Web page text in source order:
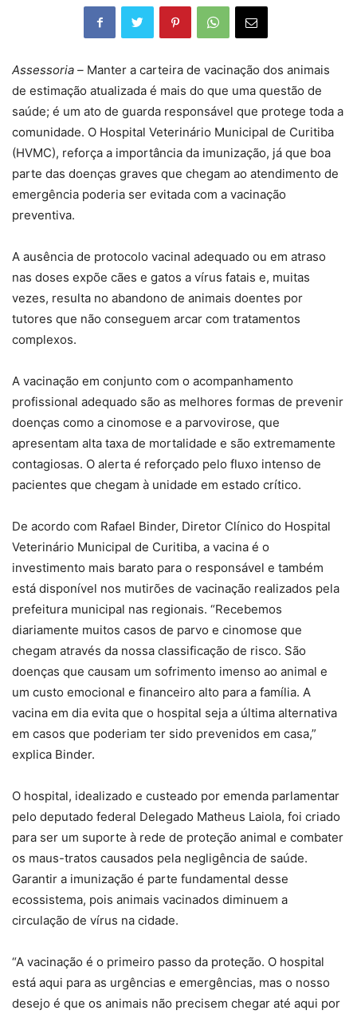
Assessoria – Manter a carteira de vacinação dos animais
de estimação atualizada é mais do que uma questão de
saúde; é um ato de guarda responsável que protege toda a
comunidade. O Hospital Veterinário Municipal de Curitiba
(HVMC), reforça a importância da imunização, já que boa
parte das doenças graves que chegam ao atendimento de
emergência poderia ser evitada com a vacinação
preventiva.
A ausência de protocolo vacinal adequado ou em atraso
nas doses expõe cães e gatos a vírus fatais e, muitas
vezes, resulta no abandono de animais doentes por
tutores que não conseguem arcar com tratamentos
complexos.
A vacinação em conjunto com o acompanhamento
profissional adequado são as melhores formas de prevenir
doenças como a cinomose e a parvovirose, que
apresentam alta taxa de mortalidade e são extremamente
contagiosas. O alerta é reforçado pelo fluxo intenso de
pacientes que chegam à unidade em estado crítico.
De acordo com Rafael Binder, Diretor Clínico do Hospital
Veterinário Municipal de Curitiba, a vacina é o
investimento mais barato para o responsável e também
está disponível nos mutirões de vacinação realizados pela
prefeitura municipal nas regionais. “Recebemos
diariamente muitos casos de parvo e cinomose que
chegam através da nossa classificação de risco. São
doenças que causam um sofrimento imenso ao animal e
um custo emocional e financeiro alto para a família. A
vacina em dia evita que o hospital seja a última alternativa
em casos que poderiam ter sido prevenidos em casa,”
explica Binder.
O hospital, idealizado e custeado por emenda parlamentar
pelo deputado federal Delegado Matheus Laiola, foi criado
para ser um suporte à rede de proteção animal e combater
os maus-tratos causados pela negligência de saúde.
Garantir a imunização é parte fundamental desse
ecossistema, pois animais vacinados diminuem a
circulação de vírus na cidade.
“A vacinação é o primeiro passo da proteção. O hospital
está aqui para as urgências e emergências, mas o nosso
desejo é que os animais não precisem chegar até aqui por